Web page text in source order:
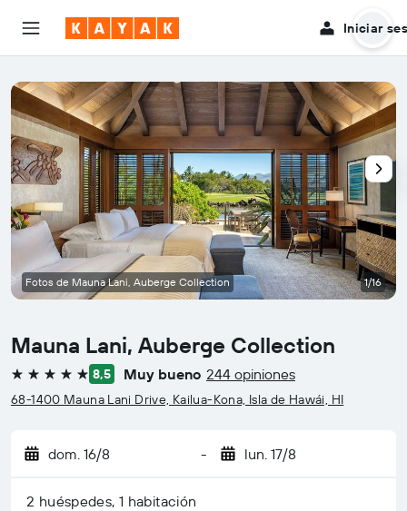
Iniciar
Mauna Lani, Auberge Collection
5 estrellas 8,5 Muy bueno 244 opiniones
68-1400 Mauna Lani Drive, Kailua-Kona, Isla de Hawái, HI
dom. 16/8 - lun. 17/8
2 huéspedes, 1 habitación
Fotos de Mauna Lani, Auberge Collection 1/16